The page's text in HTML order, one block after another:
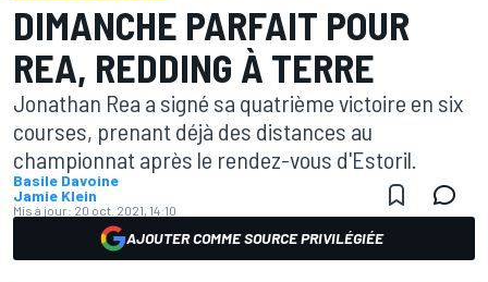
DIMANCHE PARFAIT POUR
REA, REDDING À TERRE
Jonathan Rea a signé sa quatrième victoire en six
courses, prenant déjà des distances au
championnat après le rendez-vous d'Estoril.
Basile Davoine
Jamie Klein
Mis à jour: 20 oct. 2021, 14:10
AJOUTER COMME SOURCE PRIVILÉGIÉE